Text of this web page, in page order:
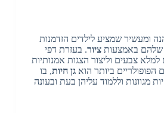
ומעשיר שמציע לילדים הזדמנות
שלהם באמצעות ציור. בעזרת דפי
למלא צבעים וליצור הצגות אמנותיות
ביותר הוא גן חיות, בו
מגוונות וללמוד עליהן בעת ובעונה